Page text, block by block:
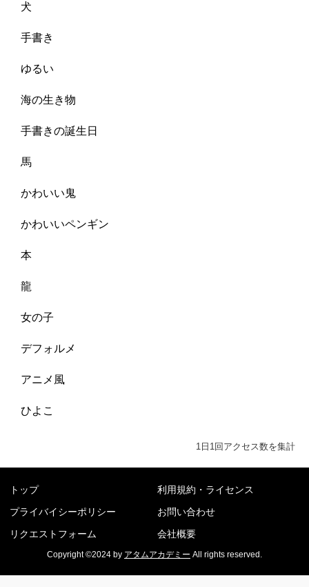
犬
手書き
ゆるい
海の生き物
手書きの誕生日
馬
かわいい鬼
かわいいペンギン
本
龍
女の子
デフォルメ
アニメ風
ひよこ
1日1回アクセス数を集計
トップ
利用規約・ライセンス
プライバイシーポリシー
お問い合わせ
リクエストフォーム
会社概要
Copyright ©2024 by アタムアカデミー All rights reserved.